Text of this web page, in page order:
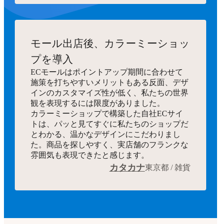
モール出店後、カラーミーショッ
プを導入
ECモールはポイントアップ期間に合わせて
施策を打ちやすいメリットもある反面、デザ
インのカスタマイズ性が低く、私たちの世界
観を表現するには限度がありました。
カラーミーショップで構築した自社ECサイ
トは、パッと見てすぐに私たちのショップだ
とわかる、温かなデザインにこだわりまし
た。商品を探しやすく、実店舗のフランクな
雰囲気も表現できたと感じます。
カタカナ東京都 / 雑貨